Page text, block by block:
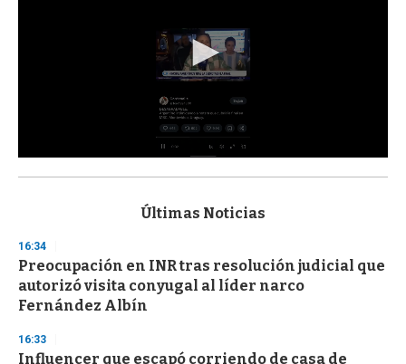
s
d
s
o
f
3
s
e
Últimas Noticias
16:34
Preocupación en INR tras resolución judicial que
autorizó visita conyugal al líder narco
Fernández Albín
16:33
Influencer que escapó corriendo de casa de